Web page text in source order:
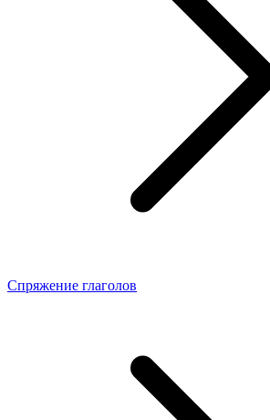
Спряжение глаголов